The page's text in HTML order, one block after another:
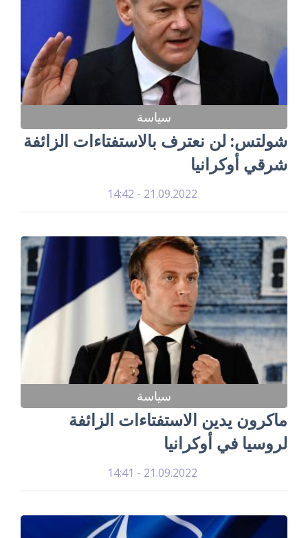
سياسة
شولتس: لن نعترف بالاستفتاءات الزائفة
شرقي أوكرانيا
21.09.2022 - 14:42
سياسة
ماكرون يدين الاستفتاءات الزائفة
لروسيا في أوكرانيا
21.09.2022 - 14:41